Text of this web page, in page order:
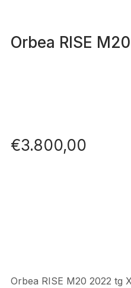
Orbea RISE
€3.800,00
Orbea RISE M20 2022 tg